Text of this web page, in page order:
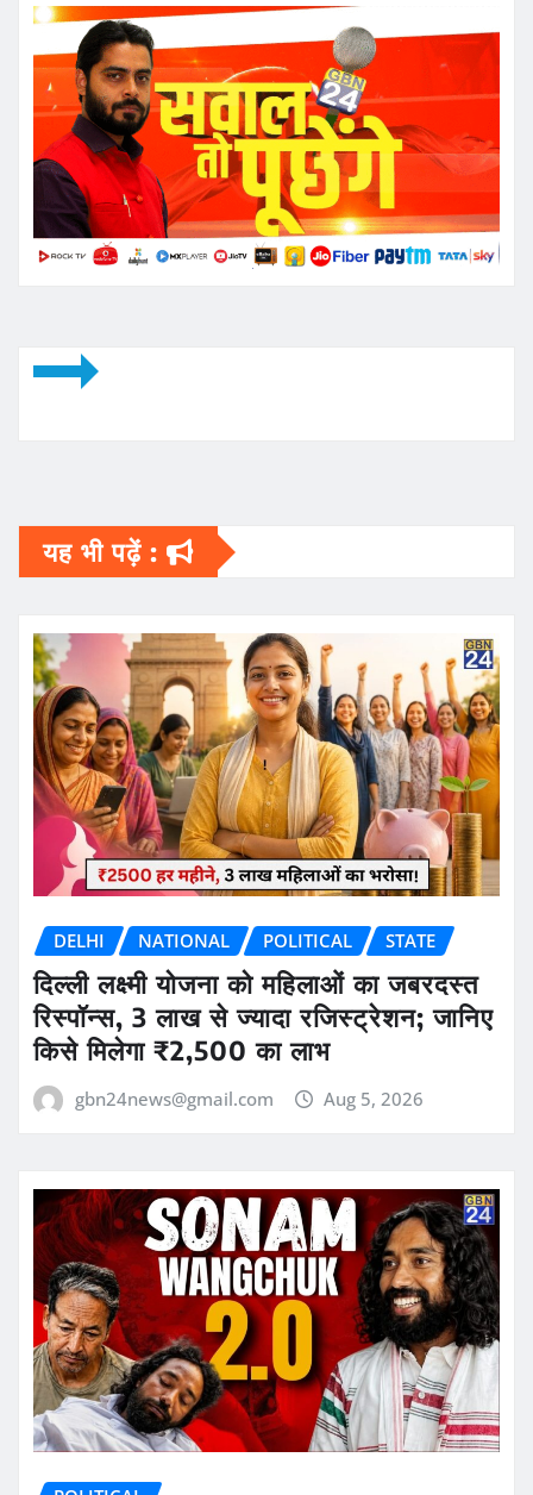
यह भी पढ़ें :
DELHI NATIONAL POLITICAL STATE
दिल्ली लक्ष्मी योजना को महिलाओं का जबरदस्त
रिस्पॉन्स, 3 लाख से ज्यादा रजिस्ट्रेशन; जानिए
किसे मिलेगा ₹2,500 का लाभ
gbn24news@gmail.com Aug 5, 2026